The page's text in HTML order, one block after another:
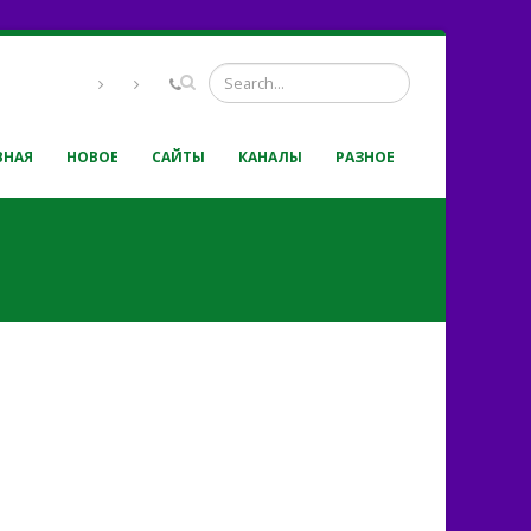
НОВОЕ САЙТЫ КАНАЛЫ РАЗНОЕ